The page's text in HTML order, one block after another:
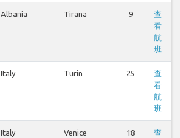
Albania Tirana 9
查
看
航
班
Italy Turin 25
查
看
航
班
Italy Venice 18
查